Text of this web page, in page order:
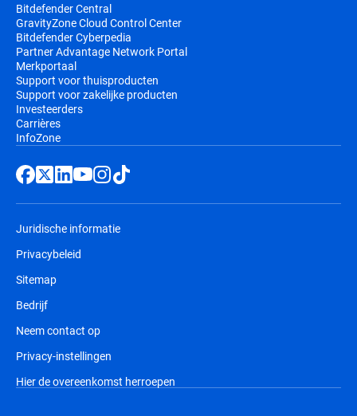
Bitdefender Central
GravityZone Cloud Control Center
Bitdefender Cyberpedia
Partner Advantage Network Portal
Merkportaal
Support voor thuisproducten
Support voor zakelijke producten
Investeerders
Carrières
InfoZone
Juridische informatie
Privacybeleid
Sitemap
Bedrijf
Neem contact op
Privacy-instellingen
Hier de overeenkomst herroepen